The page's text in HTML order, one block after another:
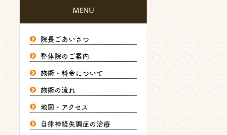
MENU
院長ごあいさつ
整体院のご案内
施術・料金について
施術の流れ
地図・アクセス
自律神経失調症の治療